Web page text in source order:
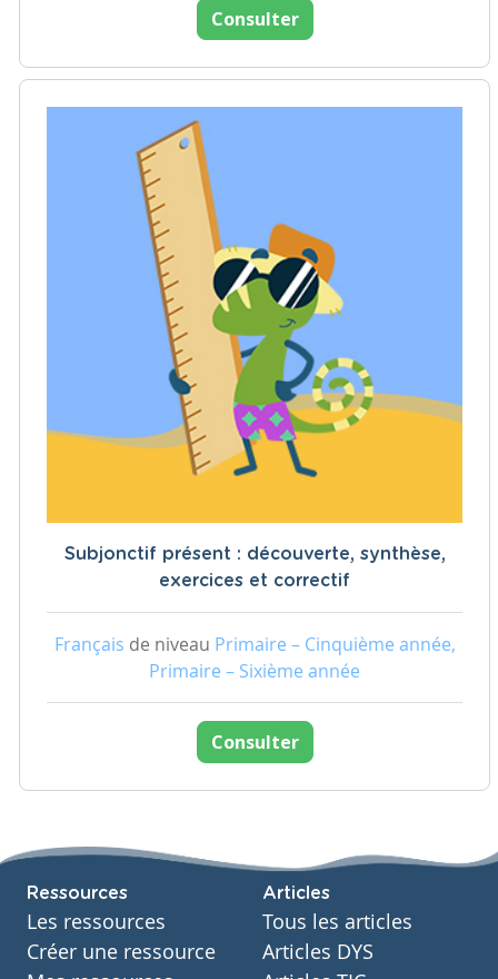
Consulter
Subjonctif présent : découverte, synthèse,
exercices et correctif
Français de niveau Primaire – Cinquième année,
Primaire – Sixième année
Consulter
Ressources
Les ressources
Créer une ressource
Articles
Tous les articles
Articles DYS